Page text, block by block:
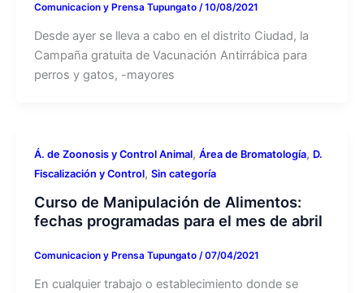
Comunicacion y Prensa Tupungato /10/08/2021
Desde ayer se lleva a cabo en el distrito Ciudad, la
Campaña gratuita de Vacunación Antirrábica para
perros y gatos, -mayores
Á. de Zoonosis y Control Animal, Área de Bromatología, D.
Fiscalización y Control, Sin categoría
Curso de Manipulación de Alimentos:
fechas programadas para el mes de abril
Comunicacion y Prensa Tupungato /07/04/2021
En cualquier trabajo o establecimiento donde se